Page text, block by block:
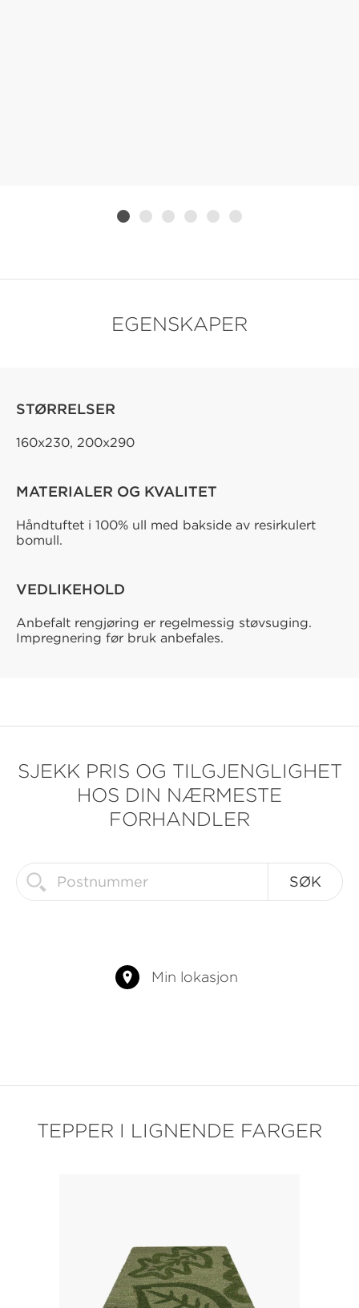
EGENSKAPER
STØRRELSER
160x230, 200x290
MATERIALER OG KVALITET
Håndtuftet i 100% ull med bakside av resirkulert
bomull.
VEDLIKEHOLD
Anbefalt rengjøring er regelmessig støvsuging.
Impregnering før bruk anbefales.
SJEKK PRIS OG TILGJENGLIGHET
HOS DIN NÆRMESTE
FORHANDLER
Min lokasjon
TEPPER I LIGNENDE FARGER